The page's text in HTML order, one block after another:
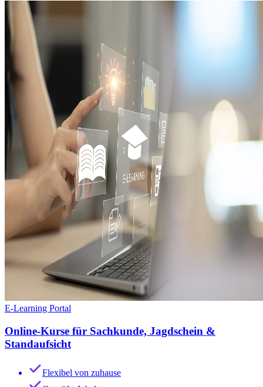
E-Learning Portal
Online-Kurse für Sachkunde, Jagdschein &
Standaufsicht
Flexibel von zuhause